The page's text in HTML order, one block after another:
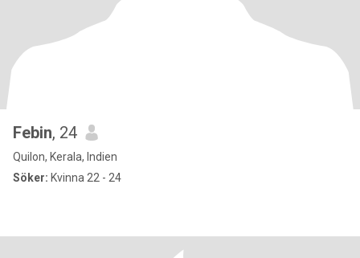
Febin, 24
Quilon, Kerala, Indien
Söker: Kvinna 22 - 24